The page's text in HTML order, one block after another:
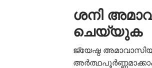
ശനി
ചെയ്യുക
ജ്യേഷ്ഠ